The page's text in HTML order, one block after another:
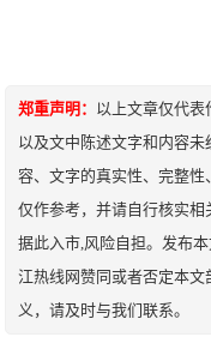
郑重声明： 以上文章仅代表
以及文中陈述文字和内容
容、文字的真实性、完整
仅作参考，并请自行核实相
据此入市,风险自担。发布
江热线网赞同或者否定本
义，请及时与我们联系。